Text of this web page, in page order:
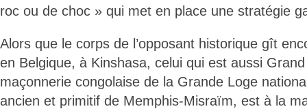
roc ou de choc » qui met en place une stratégie
Alors que le corps de l’opposant historique gît
en Belgique, à Kinshasa, celui qui est aussi
maçonnerie congolaise de la Grande Loge
ancien et primitif de Memphis-Misraïm, est à la